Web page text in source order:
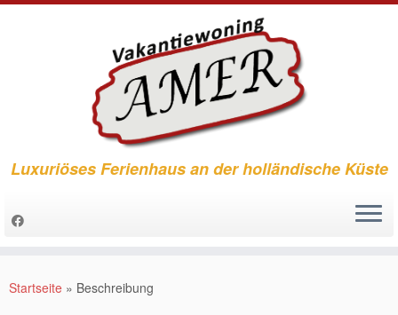
Inhalt
Luxuriöses Ferienhaus an der holländische Küste
Startseite » Beschreibung